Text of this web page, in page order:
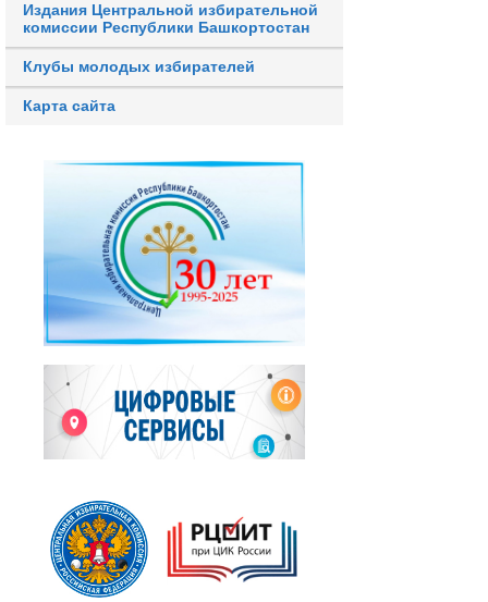
Издания Центральной избирательной
комиссии Республики Башкортостан
Клубы молодых избирателей
Карта сайта